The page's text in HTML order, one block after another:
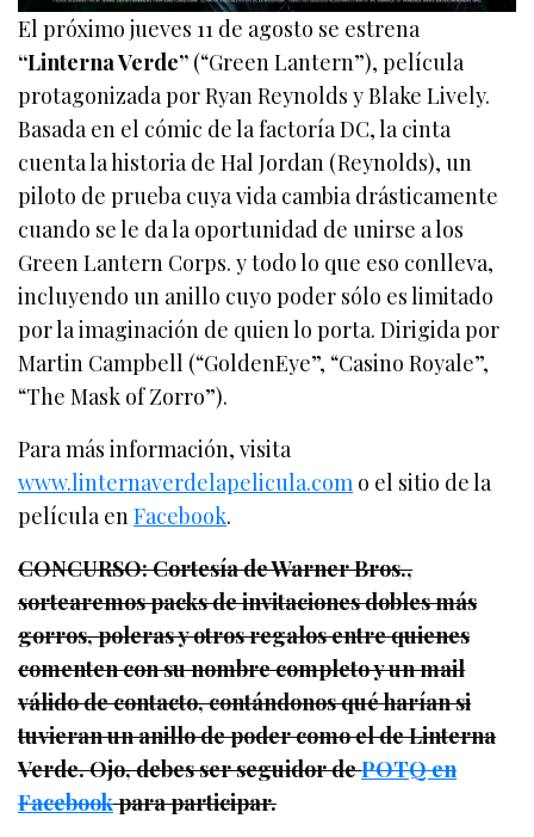
El próximo jueves 11 de agosto se estrena
“Linterna Verde” (“Green Lantern”), película
protagonizada por Ryan Reynolds y Blake Lively.
Basada en el cómic de la factoría DC, la cinta
cuenta la historia de Hal Jordan (Reynolds), un
piloto de prueba cuya vida cambia drásticamente
cuando se le da la oportunidad de unirse a los
Green Lantern Corps. y todo lo que eso conlleva,
incluyendo un anillo cuyo poder sólo es limitado
por la imaginación de quien lo porta. Dirigida por
Martin Campbell (“GoldenEye”, “Casino Royale”,
“The Mask of Zorro”).
Para más información, visita
www.linternaverdelapelicula.com o el sitio de la
película enFacebook.
CONCURSO: Cortesía de Warner Bros.,
sortearemos packs de invitaciones dobles más
gorros, poleras y otros regalos entre quienes
comenten con su nombre completo y un mail
válido de contacto, contándonos qué harían si
tuvieran un anillo de poder como el de Linterna
Verde. Ojo, debes ser seguidor dePOTQ en
Facebookpara participar.